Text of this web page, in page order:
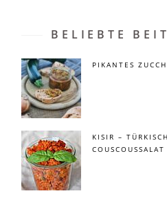
BELIEBTE
PIKANTES
KISIR –
COUSCOUSSALAT